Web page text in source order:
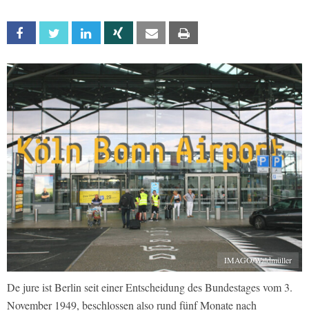
Facebook Twitter Linkedin Xing Email
IMAGO/Waldmüller
De jure ist Berlin seit einer Entscheidung des Bundestages vom 3.
November 1949, beschlossen also rund fünf Monate nach